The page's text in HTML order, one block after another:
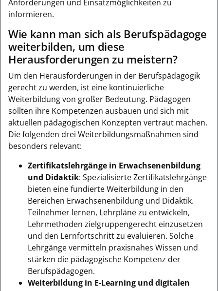
Anforderungen und Einsatzmöglichkeiten zu
informieren.
Wie kann man sich als Berufspädagoge
weiterbilden, um diese
Herausforderungen zu meistern?
Um den Herausforderungen in der Berufspädagogik
gerecht zu werden, ist eine kontinuierliche
Weiterbildung von großer Bedeutung. Pädagogen
sollten ihre Kompetenzen ausbauen und sich mit
aktuellen pädagogischen Konzepten vertraut machen.
Die folgenden drei Weiterbildungsmaßnahmen sind
besonders relevant:
Zertifikatslehrgänge in Erwachsenenbildung
und Didaktik: Spezialisierte Zertifikatslehrgänge
bieten eine fundierte Weiterbildung in den
Bereichen Erwachsenenbildung und Didaktik.
Teilnehmer lernen, Lehrpläne zu entwickeln,
Lehrmethoden zielgruppengerecht einzusetzen
und den Lernfortschritt zu evaluieren. Solche
Lehrgänge vermitteln praxisnahes Wissen und
stärken die pädagogische Kompetenz der
Berufspädagogen.
Weiterbildung in E-Learning und digitalen